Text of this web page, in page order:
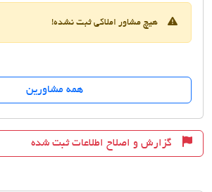
هیچ مشاور املاکی ثبت نشده!
همه مشاورین
گزارش و اصلاح اطلاعات ثبت شده